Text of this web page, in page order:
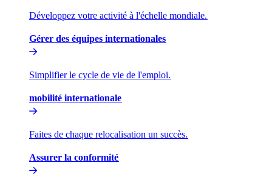
Développez votre activité à l'échelle mondiale.​​
Gérer des équipes internationales​​
Simplifier le cycle de vie de l'emploi.​​
mobilité internationale​​
Faites de chaque relocalisation un succès.​​
Assurer la conformité​​